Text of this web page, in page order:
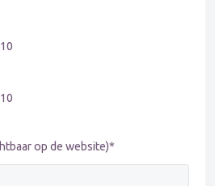
op de website)*